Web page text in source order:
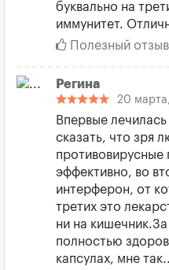
буквально на
иммунитет.
Полезный
Регина
20
Впервые
сказать, что зря
противовирусные
эффективно, во
интерферон, от
третих это
ни на
полностью
капсулах, мне